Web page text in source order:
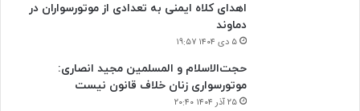
اهدای کلاه ایمنی به تعدادی از موتورسواران در
دماوند
۵ دی ۱۴۰۴ ۱۹:۵۷
حجت‌الاسلام و المسلمین مجید انصاری:
موتورسواری زنان خلاف قانون نیست
۲۵ آذر ۱۴۰۴ ۲۰:۴۰